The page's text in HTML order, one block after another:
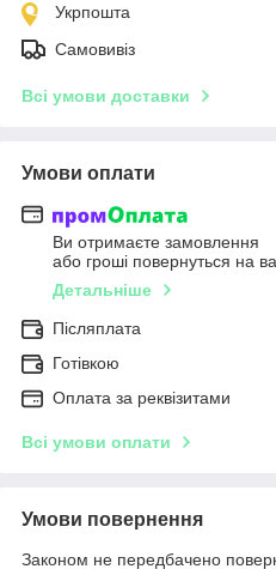
Укрпошта
Самовивіз
Всі умови доставки
Умови оплати
Ви отримаєте замовлення
або гроші повернуться на
Детальніше
Післяплата
Готівкою
Оплата за реквізитами
Всі умови оплати
Умови повернення
Законом не передбачено